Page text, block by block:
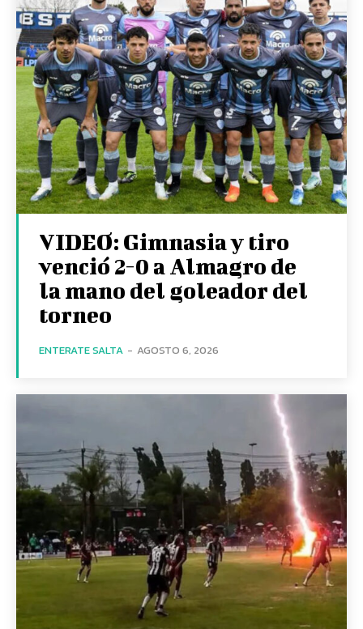
VIDEO: Gimnasia y tiro
venció 2-0 a Almagro de
la mano del goleador del
torneo
ENTERATE SALTA - AGOSTO 6, 2026